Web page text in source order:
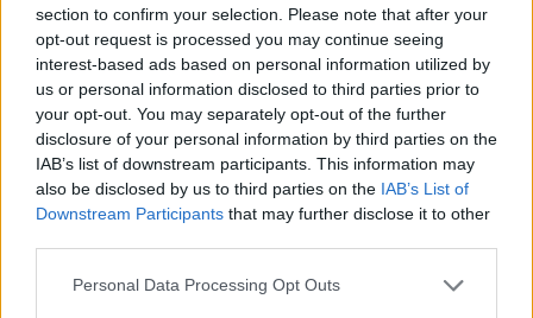
section to confirm your selection. Please note that after your
opt-out request is processed you may continue seeing
interest-based ads based on personal information utilized by
us or personal information disclosed to third parties prior to
your opt-out. You may separately opt-out of the further
disclosure of your personal information by third parties on the
IAB’s list of downstream participants. This information may
also be disclosed by us to third parties on the IAB’s List of
Downstream Participants that may further disclose it to other
Please note that this website/app uses one or more Google
Personal Data Processing Opt Outs
ΜΙΛΗΣΑΝ ΚΑΙ ΕΙΠΑΝ ΠΑΛΙ ΜΠΟΥΡΔΟΛΟΓΙΕΣ ΧΩΡΙΣ
ΝΑ ΠΡΟΣΦΕΡΟΥΝ ΤΙΠΟΤΕ ΟΥΣΙΑΣΤΙΚΟ ΣΤΟΝ ΤΟΠΟ
ΑΛΛΑ ΜΙΛΑΝΕ ΑΠΛΩΣ ΓΙΑ ΝΑ ΜΙΛΑΝΕ.ΕΥΤΥΧΩΣ
ΠΟΥ ΥΠΑΡΧΟΥΝ ΚΑΙ ΟΙ ΤΙΜΙΑ ΕΡΓΑΖΟΜΕΝΕΣ
ΚΑΘΑΡΙΣΤΡΙΕΣ ΠΟΥ ΠΡΟΣΦΕΡΟΥΝ ΤΙΣ ΥΠΗΡΕΣΙΕΣ
ΤΟΥΣ ΣΤΟΝ ΤΟΠΟ ΜΑΣ.
Απαντήστε 0